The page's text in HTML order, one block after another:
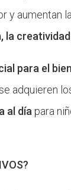
y aumentan
para el
adquieren
al día para